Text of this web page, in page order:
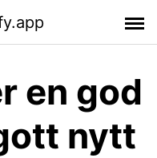
en god
nytt